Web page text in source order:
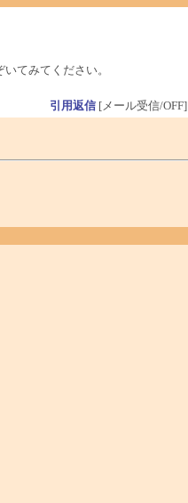
いてみてください。
引用返信[メール受信/OFF]